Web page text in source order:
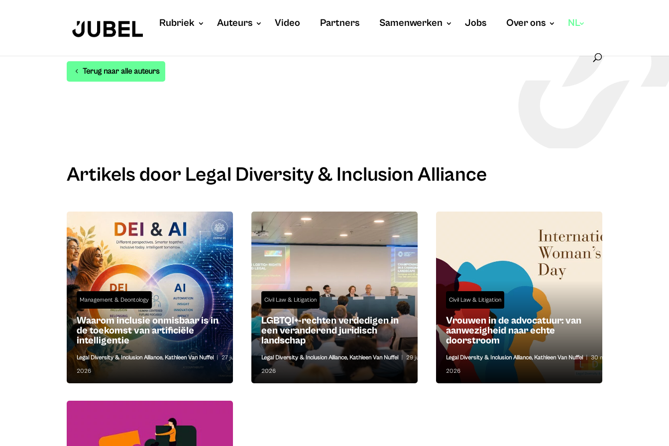
Rubriek Auteurs Video Partners Samenwerken Jobs Over ons NL
Terug naar alle auteurs
Artikels door Legal Diversity & Inclusion Alliance
Management & Deontology
Waarom inclusie onmisbaar is in
de toekomst van artificiële
intelligentie
Legal Diversity & Inclusion Alliance, Kathleen Van Nuffel | 27 jul
2026
Civil Law & Litigation
LGBTQI+-rechten verdedigen in
een veranderend juridisch
landschap
Legal Diversity & Inclusion Alliance, Kathleen Van Nuffel 29 jun
2026
Civil Law & Litigation
Vrouwen in de advocatuur: van
aanwezigheid naar echte
doorstroom
Legal Diversity & Inclusion Alliance, Kathleen Van Nuffel | 30 mrt
2026